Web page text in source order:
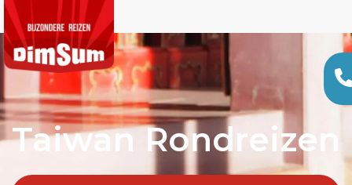
Taiwan Rondreizen